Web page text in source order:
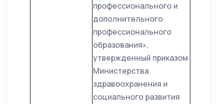
профессионального и
дополнительного
профессионального
образования»,
утвержденный приказом
Министерства
здравоохранения и
социального развития